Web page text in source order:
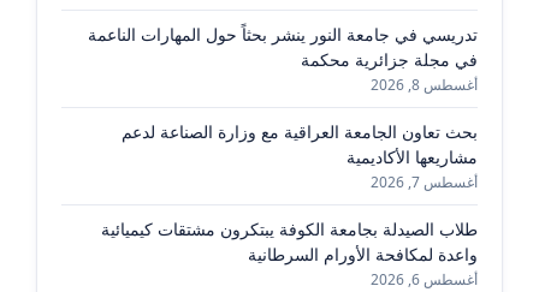
تدريسي في جامعة النور ينشر بحثاً حول المهارات الناعمة
في مجلة جزائرية محكمة
أغسطس 8, 2026
بحث تعاون الجامعة العراقية مع وزارة الصناعة لدعم
مشاريعها الأكاديمية
أغسطس 7, 2026
طلاب الصيدلة بجامعة الكوفة يبتكرون مشتقات كيميائية
واعدة لمكافحة الأورام السرطانية
أغسطس 6, 2026